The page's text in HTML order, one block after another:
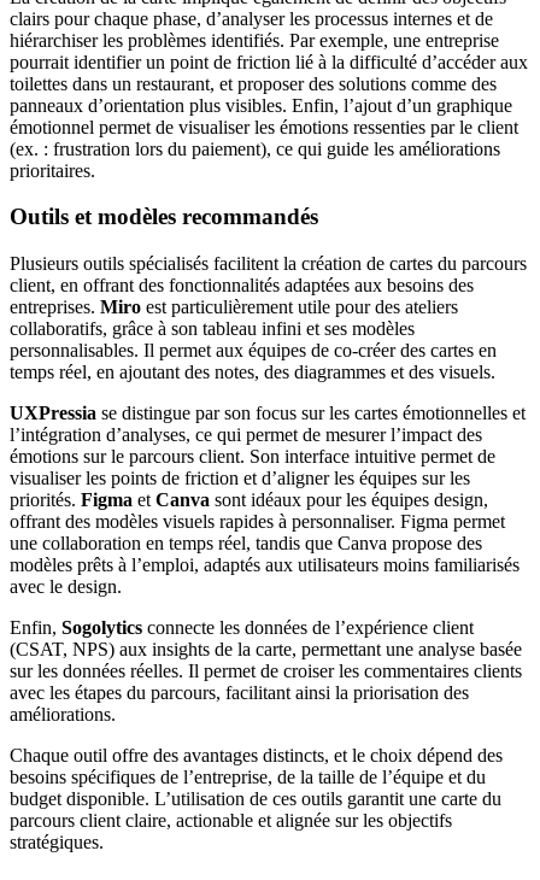
clairs pour chaque phase, d’analyser les processus internes et de
hiérarchiser les problèmes identifiés. Par exemple, une entreprise
pourrait identifier un point de friction lié à la difficulté d’accéder aux
toilettes dans un restaurant, et proposer des solutions comme des
panneaux d’orientation plus visibles. Enfin, l’ajout d’un graphique
émotionnel permet de visualiser les émotions ressenties par le client
(ex. : frustration lors du paiement), ce qui guide les améliorations
prioritaires.
Outils et modèles recommandés
Plusieurs outils spécialisés facilitent la création de cartes du parcours
client, en offrant des fonctionnalités adaptées aux besoins des
entreprises. Miro est particulièrement utile pour des ateliers
collaboratifs, grâce à son tableau infini et ses modèles
personnalisables. Il permet aux équipes de co-créer des cartes en
temps réel, en ajoutant des notes, des diagrammes et des visuels.
UXPressia se distingue par son focus sur les cartes émotionnelles et
l’intégration d’analyses, ce qui permet de mesurer l’impact des
émotions sur le parcours client. Son interface intuitive permet de
visualiser les points de friction et d’aligner les équipes sur les
priorités. Figma et Canva sont idéaux pour les équipes design,
offrant des modèles visuels rapides à personnaliser. Figma permet
une collaboration en temps réel, tandis que Canva propose des
modèles prêts à l’emploi, adaptés aux utilisateurs moins familiarisés
avec le design.
Enfin, Sogolytics connecte les données de l’expérience client
(CSAT, NPS) aux insights de la carte, permettant une analyse basée
sur les données réelles. Il permet de croiser les commentaires clients
avec les étapes du parcours, facilitant ainsi la priorisation des
améliorations.
Chaque outil offre des avantages distincts, et le choix dépend des
besoins spécifiques de l’entreprise, de la taille de l’équipe et du
budget disponible. L’utilisation de ces outils garantit une carte du
parcours client claire, actionable et alignée sur les objectifs
stratégiques.